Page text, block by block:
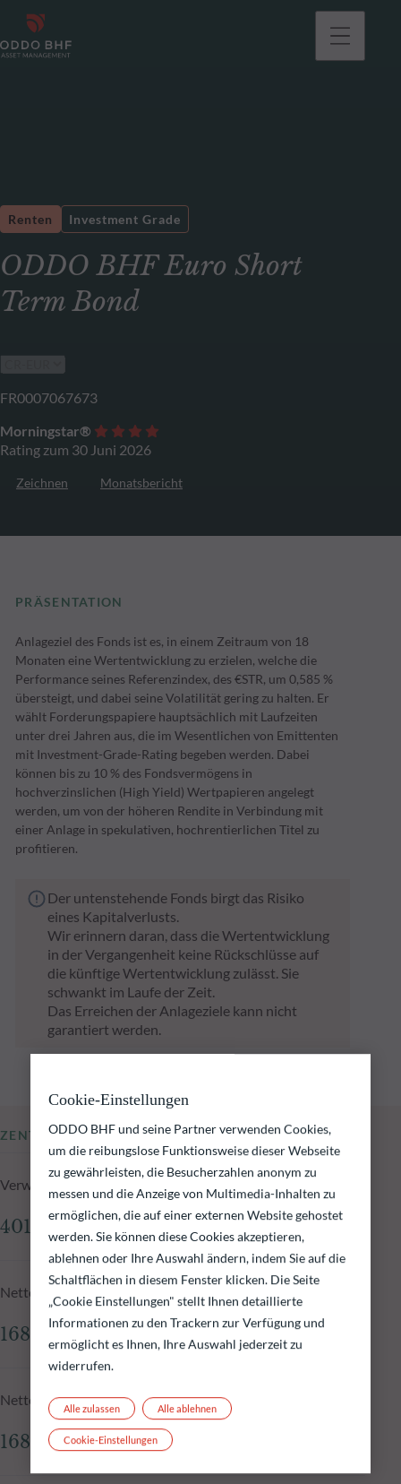
ODDO BHF Euro Short
Term Bond
Renten Investment Grade
FR0007067673
Morningstar®
Rating zum 30 Juni 2026
Zeichnen Monatsbericht
PRÄSENTATION
Anlageziel des Fonds ist es, in einem Zeitraum von 18
Monaten eine Wertentwicklung zu erzielen, welche die
Performance seines Referenzindex, des €STR, um 0,585 %
übersteigt, und dabei seine Volatilität gering zu halten. Er
wählt Forderungspapiere hauptsächlich mit Laufzeiten
unter drei Jahren aus, die im Wesentlichen von Emittenten
mit Investment-Grade-Rating begeben werden. Dabei
können bis zu 10 % des Fondsvermögens in
hochverzinslichen (High Yield) Wertpapieren angelegt
werden, um von der höheren Rendite in Verbindung mit
einer Anlage in spekulativen, hochrentierlichen Titel zu
profitieren.
Der untenstehende Fonds birgt das Risiko
eines Kapitalverlusts.
Wir erinnern daran, dass die Wertentwicklung
in der Vergangenheit keine Rückschlüsse auf
die künftige Wertentwicklung zulässt. Sie
schwankt im Laufe der Zeit.
Das Erreichen der Anlageziele kann nicht
garantiert werden.
ZENTRALE KENNZAHLEN
Verwaltetes Fondsvolumen zum 05.08.2026
401,65 Mio.€
Nettoinventarwert zum 05.08.2026
168,02 €
Nettoinventarwert N-1
168,03 €
Cookie-Einstellungen
ODDO BHF und seine Partner verwenden Cookies,
um die reibungslose Funktionsweise dieser Webseite
zu gewährleisten, die Besucherzahlen anonym zu
messen und die Anzeige von Multimedia-Inhalten zu
ermöglichen, die auf einer externen Website gehostet
werden. Sie können diese Cookies akzeptieren,
ablehnen oder Ihre Auswahl ändern, indem Sie auf die
Schaltflächen in diesem Fenster klicken. Die Seite
„Cookie Einstellungen" stellt Ihnen detaillierte
Informationen zu den Trackern zur Verfügung und
ermöglicht es Ihnen, Ihre Auswahl jederzeit zu
widerrufen.
Alle ablehnen
Alle zulassen
Cookie-Einstellungen